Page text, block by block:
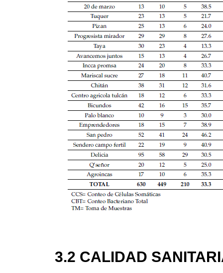
3.2 CALIDAD